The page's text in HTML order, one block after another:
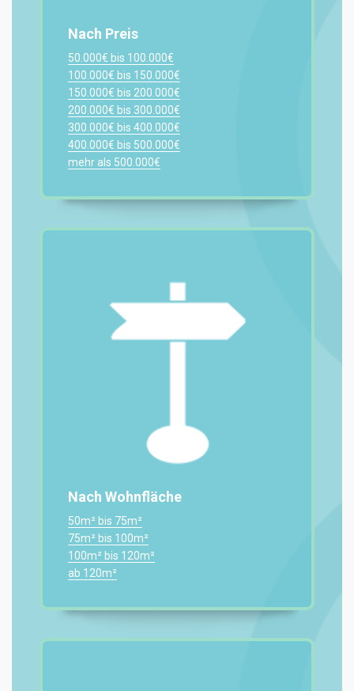
Nach Preis
50.000€ bis 100.000€
100.000€ bis 150.000€
150.000€ bis 200.000€
200.000€ bis 300.000€
300.000€ bis 400.000€
400.000€ bis 500.000€
mehr als 500.000€
Nach Wohnfläche
50m² bis 75m²
75m² bis 100m²
100m² bis 120m²
ab 120m²